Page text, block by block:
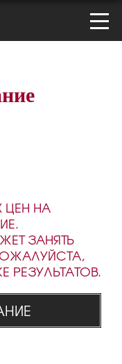
НА
ЗАНЯТЬ
РЕЗУЛЬТАТОВ.